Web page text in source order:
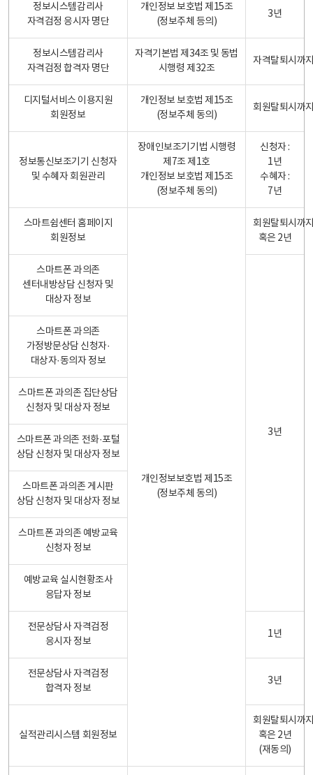
정보시스템감리사
자격검정 응시자 명단
개인정보 보호법 제15조
(정보주체 등의)
3년
정보시스템감리사
자격검정 합격자 명단
자격기본법 제34조 및 동법
시행령 제32조
자격탈퇴시까
디지털서비스 이용지원
회원정보
개인정보 보호법 제15조
(정보주체 동의)
회원탈퇴시까
정보통신보조기기 신청자
및 수혜자 회원관리
장애인보조기기법 시행령
제7조 제1호
개인정보 보호법 제15조
(정보주체 동의)
신청자 :
1년
수혜자 :
7년
스마트쉼센터 홈페이지
회원정보
개인정보보호법 제15조
(정보주체 동의)
회원탈퇴시까
혹은 2년
스마트폰 과의존
센터내방상담 신청자 및
대상자 정보
3년
스마트폰 과의존
가정방문상담 신청자·
대상자·동의자 정보
스마트폰 과의존 집단상담
신청자 및 대상자 정보
스마트폰 과의존 전화·포털
상담 신청자 및 대상자 정보
스마트폰 과의존 게시판
상담 신청자 및 대상자 정보
스마트폰 과의존 예방교육
신청자 정보
예방교육 실시현황조사
응답자 정보
전문상담사 자격검정
응시자 정보
1년
전문상담사 자격검정
합격자 정보
3년
실적관리시스템 회원정보
회원탈퇴시까
혹은 2년
(재동의)